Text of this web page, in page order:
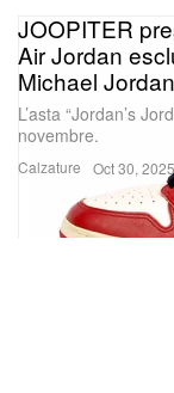
Calzature
JOOPITER
Air Jordan
Michael Jordan
L’asta “Jordan’s
novembre.
Oct 30, 2025